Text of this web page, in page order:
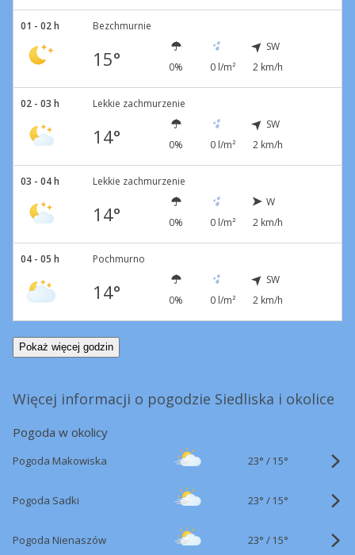
01 - 02 h Bezchmurnie
15° 0% 0 l/m²
SW
2 km/h
02 - 03 h Lekkie zachmurzenie
14° 0% 0 l/m²
SW
2 km/h
03 - 04 h Lekkie zachmurzenie
14° 0% 0 l/m²
W
2 km/h
04 - 05 h Pochmurno
14° 0% 0 l/m²
SW
2 km/h
Pokaż więcej godzin
Więcej informacji o pogodzie Siedliska i okolice
Pogoda w okolicy
Pogoda Makowiska 23° / 15°
Pogoda Sadki 23° / 15°
Pogoda Nienaszów 23° / 15°